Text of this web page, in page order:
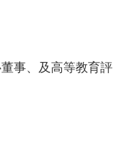
事、及高等教育評